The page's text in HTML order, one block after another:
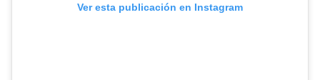
Ver esta publicación en Instagram